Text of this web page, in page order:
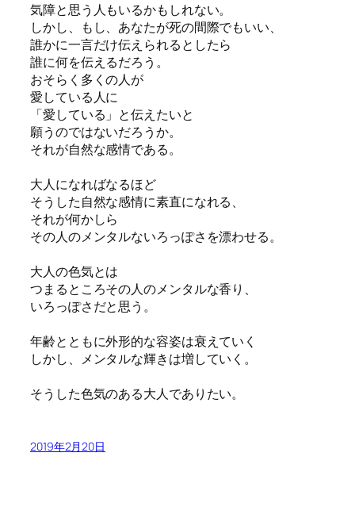
気障と思う人もいるかもしれない。
しかし、もし、あなたが死の間際でもいい、
誰かに一言だけ伝えられるとしたら
誰に何を伝えるだろう。
おそらく多くの人が
愛している人に
「愛している」と伝えたいと
願うのではないだろうか。
それが自然な感情である。
大人になればなるほど
そうした自然な感情に素直になれる、
それが何かしら
その人のメンタルないろっぽさを漂わせる。
大人の色気とは
つまるところその人のメンタルな香り、
いろっぽさだと思う。
年齢とともに外形的な容姿は衰えていく
しかし、メンタルな輝きは増していく。
そうした色気のある大人でありたい。
2019年2月20日